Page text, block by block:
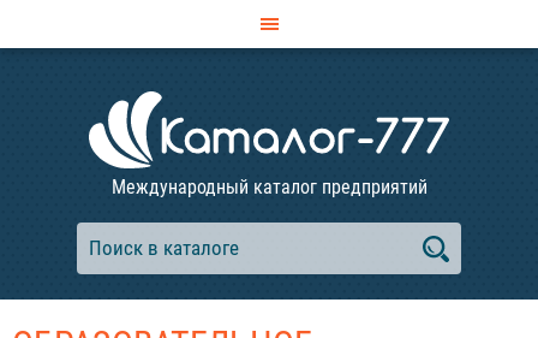
Международный каталог предприятий